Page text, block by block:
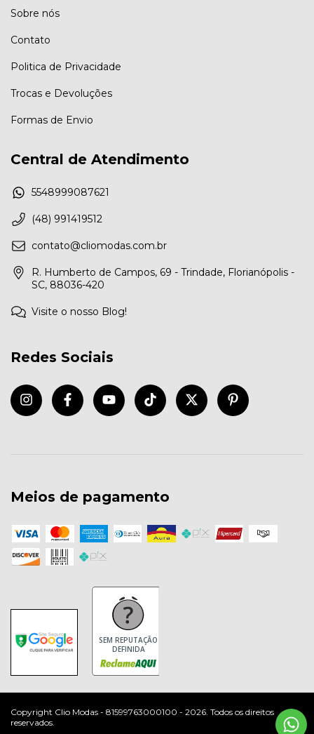
Sobre nós
Contato
Politica de Privacidade
Trocas e Devoluções
Formas de Envio
Central de Atendimento
5548999087621
(48) 991419512
contato@cliomodas.com.br
R. Humberto de Campos, 69 - Trindade, Florianópolis -
SC, 88036-420
Visite o nosso Blog!
Redes Sociais
Meios de pagamento
SEM REPUTAÇÃO
DEFINIDA
Copyright Clio Modas - 81599763000100 - 2026. Todos os direitos
reservados.